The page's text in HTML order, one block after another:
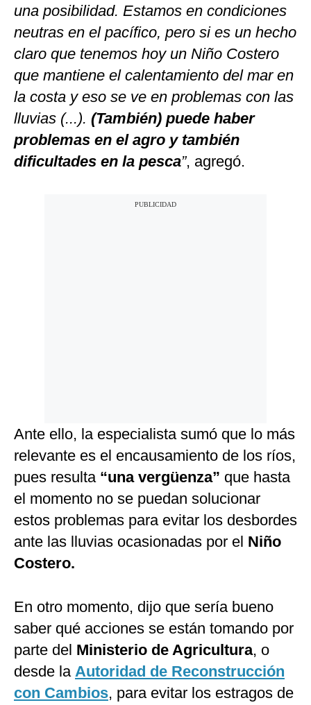
una posibilidad. Estamos en condiciones
neutras en el pacífico, pero si es un hecho
claro que tenemos hoy un Niño Costero
que mantiene el calentamiento del mar en
la costa y eso se ve en problemas con las
lluvias (...). (También) puede haber
problemas en el agro y también
dificultades en la pesca”, agregó.
Ante ello, la especialista sumó que lo más
relevante es el encausamiento de los ríos,
pues resulta “una vergüenza” que hasta
el momento no se puedan solucionar
estos problemas para evitar los desbordes
ante las lluvias ocasionadas por el Niño
Costero.
En otro momento, dijo que sería bueno
saber qué acciones se están tomando por
parte del Ministerio de Agricultura, o
desde la Autoridad de Reconstrucción
con Cambios, para evitar los estragos de